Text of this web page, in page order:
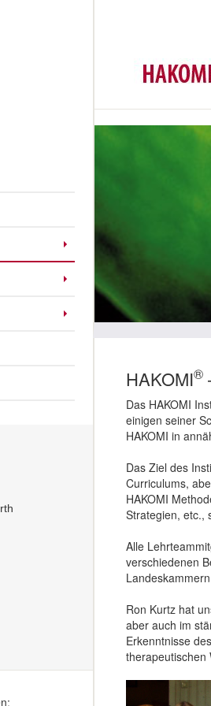
HAKOMI®
Das HAKOMI
einigen seiner
HAKOMI in
Das Ziel des
Curriculums,
HAKOMI
Strategien, etc.,
Alle
verschiedenen
Ron Kurtz hat
aber auch im
Erkenntnisse
therapeutischen